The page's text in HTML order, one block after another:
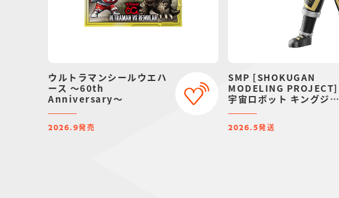
ウルトラマンシールウエハ
ース ～60th
Anniversary～
2026.9発売
SMP [SHOKUGAN
MODELING PROJECT]
宇宙ロボット キングジョ
2026.5発送